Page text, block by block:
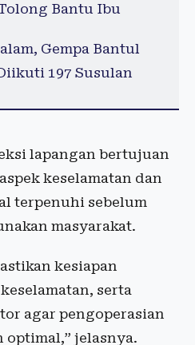
Bantu Ibu
Gempa Bantul
197 Susulan
lapangan bertujuan
keselamatan dan
terpenuhi sebelum
masyarakat.
kesiapan
serta
agar pengoperasian
optimal,” jelasnya.